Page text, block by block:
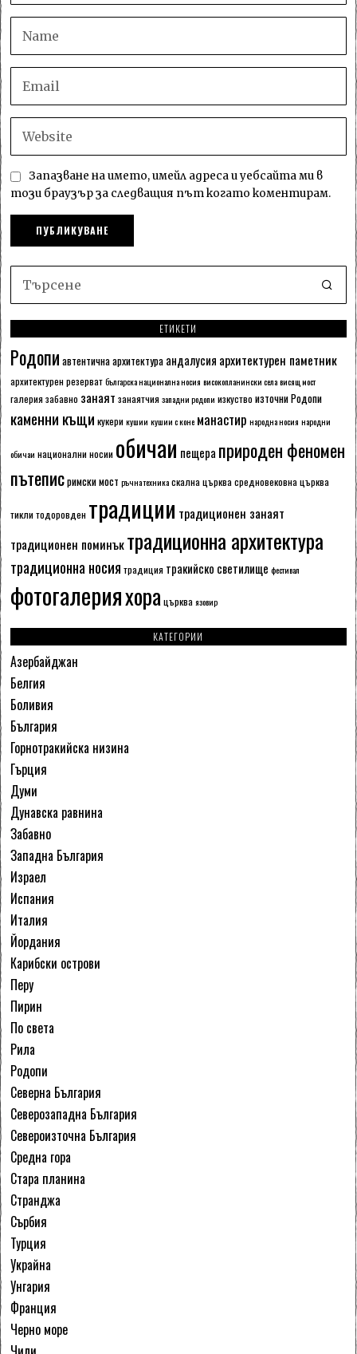
Запазване на името, имейл адреса и уебсайта ми в
този браузър за следващия път когато коментирам.
ЕТИКЕТИ
Родопи автентична архитектура андалусия архитектурен паметник
архитектурен резерват българска национална носия високопланински села висящ мост
галерия забавно занаят занаятчия западни родопи изкуство източни Родопи
каменни къщи кукери кушии кушии с коне манастир народна носия народни
обичаи национални носии обичаи пещера природен феномен
пътеписримски мост ръчна техника скална църква средновековна църква
тикли тодоровден традиции традиционен занаят
традиционен поминъктрадиционна архитектура
традиционна носия традиция тракийско светилище фестивал
фотогалерияхора църква язовир
КАТЕГОРИИ
Азербайджан
Белгия
Боливия
България
Горнотракийска низина
Гърция
Думи
Дунавска равнина
Забавно
Западна България
Израел
Испания
Италия
Йордания
Карибски острови
Перу
Пирин
По света
Рила
Родопи
Северна България
Северозападна България
Североизточна България
Средна гора
Стара планина
Странджа
Сърбия
Турция
Украйна
Унгария
Франция
Черно море